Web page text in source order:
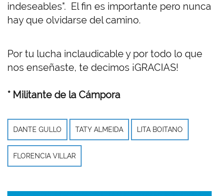
indeseables". El fin es importante pero nunca
hay que olvidarse del camino.
Por tu lucha inclaudicable y por todo lo que
nos enseñaste, te decimos ¡GRACIAS!
* Militante de la Cámpora
DANTE GULLO TATY ALMEIDA LITA BOITANO
FLORENCIA VILLAR